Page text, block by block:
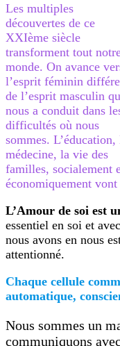
Les multiples
découvertes de ce
XXIème siècle
transforment tout
monde. On avance
l’esprit féminin
de l’esprit masculin
nous a conduit dans
difficultés où nous
sommes. L’éducation,
médecine, la vie des
familles, socialement
économiquement
L’Amour de soi est
essentiel en soi et
nous avons en nous
attentionné.
Chaque cellule
automatique,
Nous sommes un
communiquons